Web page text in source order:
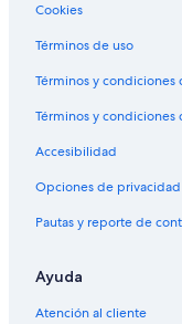
Cookies
Términos de uso
Términos y condiciones
Términos y condiciones
Accesibilidad
Opciones de privacidad
Pautas y reporte de
Ayuda
Atención al cliente